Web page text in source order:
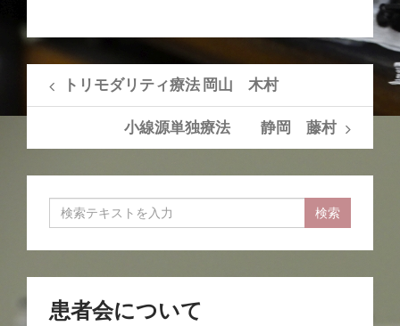
トリモダリティ療法 岡山 木村
小線源単独療法 静岡 藤村
患者会について